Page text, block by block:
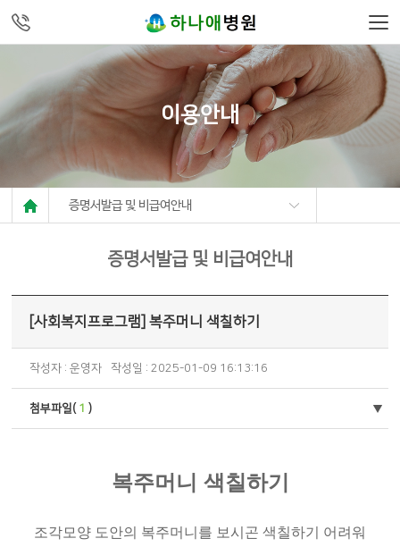
이용안내
증명서발급 및 비급여안내
증명서발급 및 비급여안내
[사회복지프로그램] 복주머니 색칠하기
작성자 : 운영자 작성일 : 2025-01-09 16:13:16
첨부파일( 1 )
복주머니 색칠하기
조각모양 도안의 복주머니를 보시곤 색칠하기 어려워